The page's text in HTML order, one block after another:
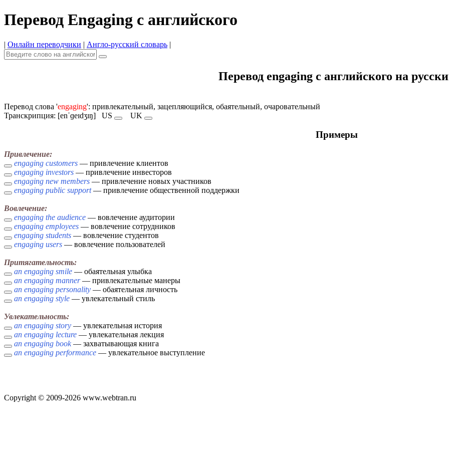
Перевод Engaging с английского
| Онлайн переводчики | Англо-русский словарь |
Перевод engaging с английского на
Перевод слова 'engaging': привлекательный, зацепляющийся, обаятельный, очаровательный
Транскрипция: [enˈɡeɪdʒɪŋ] US UK
Примеры
Привлечение:
engaging customers — привлечение клиентов
engaging investors — привлечение инвесторов
engaging new members — привлечение новых участников
engaging public support— привлечение общественной поддержки
Вовлечение:
engaging the audience — вовлечение аудитории
engaging employees — вовлечение сотрудников
engaging students — вовлечение студентов
engaging users — вовлечение пользователей
Притягательность:
an engaging smile — обаятельная улыбка
an engaging manner— привлекательные манеры
an engaging personality — обаятельная личность
an engaging style — увлекательный стиль
Увлекательность:
an engaging story — увлекательная история
an engaging lecture — увлекательная лекция
an engaging book— захватывающая книга
an engaging performance — увлекательное выступление
Copyright © 2009-2026 www.webtran.ru